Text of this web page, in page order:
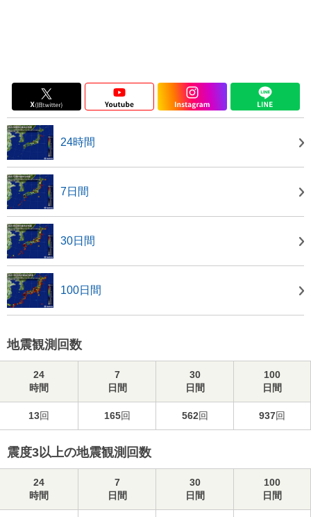
24時間
7日間
30日間
100日間
地震観測回数
24
時間
7
日間
30
日間
100
日間
13回 165回 562回 937回
震度3以上の地震観測回数
24
時間
7
日間
30
日間
100
日間